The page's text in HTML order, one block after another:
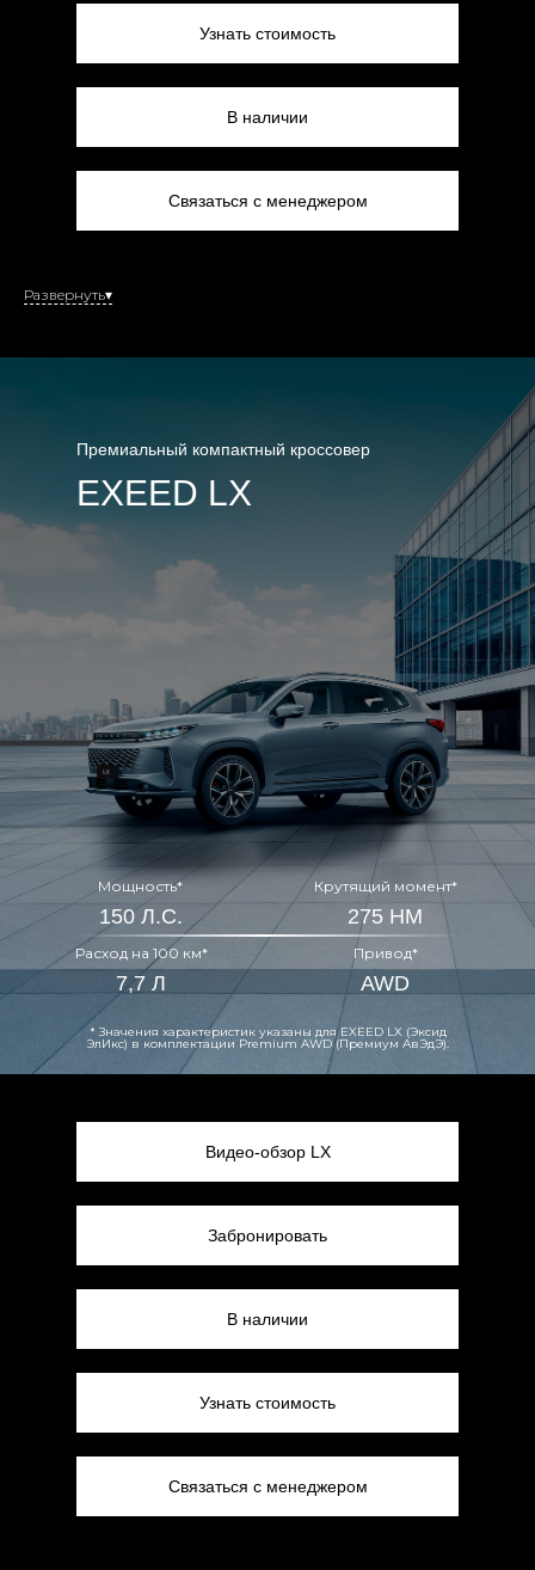
Узнать стоимость
В наличии
Связаться с менеджером
Развернуть▾
EXEED LX
Премиальный компактный кроссовер
Мощность*
150 Л.С. 275 НМ
Крутящий момент*
Расход на 100 км*
7,7 Л
Привод*
AWD
* Значения характеристик указаны для EXEED LX (Эксид
ЭлИкс) в комплектации Premium AWD (Премиум АвЭдЭ).
Забронировать
Видео-обзор LX
Узнать стоимость
В наличии
Связаться с менеджером